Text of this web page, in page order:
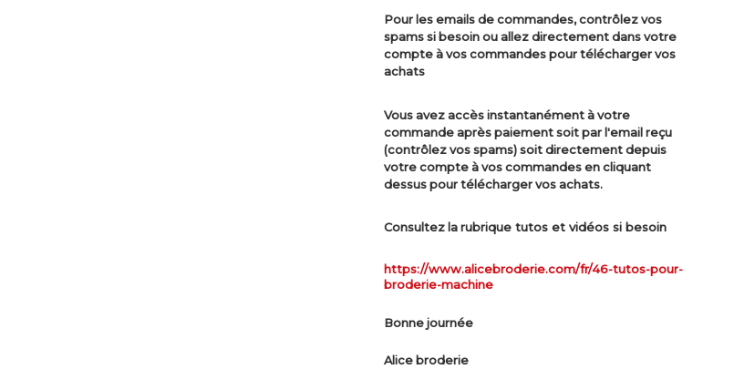
Pour les emails de commandes, contrôlez vos
spams si besoin ou allez directement dans votre
compte à vos commandes pour télécharger vos
achats
Vous avez accès instantanément à votre
commande après paiement soit par l'email reçu
(contrôlez vos spams) soit directement depuis
votre compte à vos commandes en cliquant
dessus pour télécharger vos achats.
Consultez la rubrique tutos et vidéos si besoin
https://www.alicebroderie.com/fr/46-tutos-pour-
broderie-machine
Bonne journée
Alice broderie